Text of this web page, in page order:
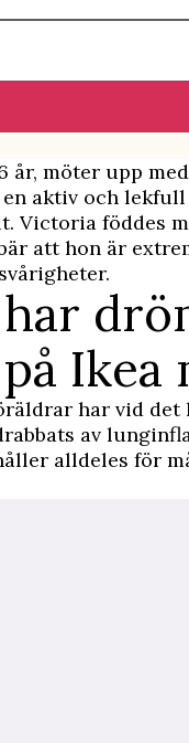
år, möter upp
aktiv och
Victoria föddes
att hon är
har
på Ikea
har vid
av
alldeles för